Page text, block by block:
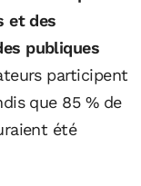
et des
publiques
participent
que 85 % de
été